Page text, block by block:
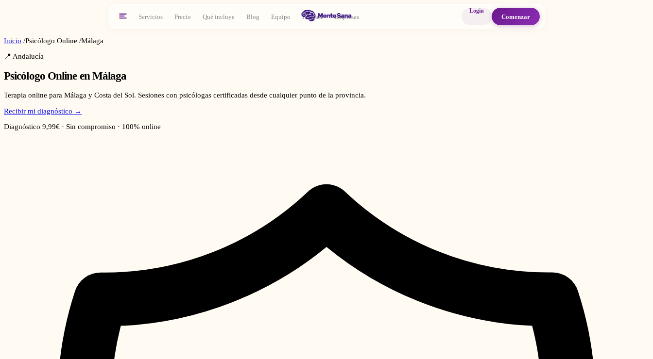
Servicios Precio Qué incluye Blog Equipo Podcast Empresas
Login
Comenzar
Inicio /Psicólogo Online /Málaga
📍 Andalucía
Psicólogo Online en Málaga
Terapia online para Málaga y Costa del Sol. Sesiones con psicólogas certificadas desde cualquier punto de la provincia.
Recibir mi diagnóstico →
Diagnóstico 9,99€ · Sin compromiso · 100% online